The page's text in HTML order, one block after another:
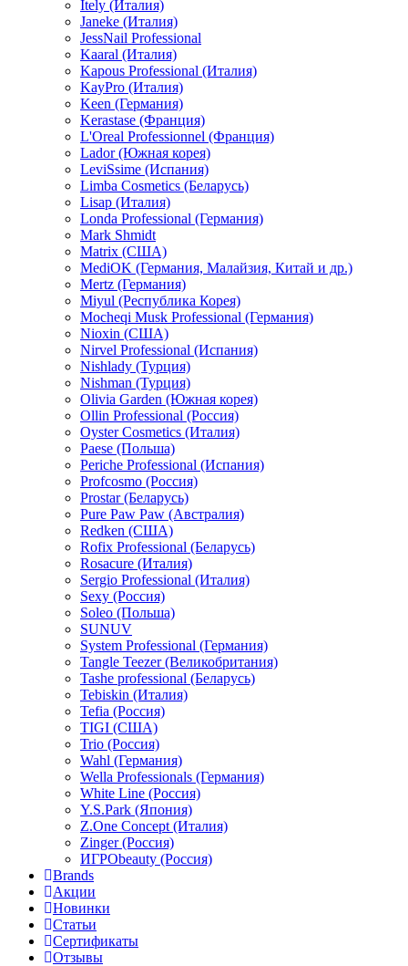
Itely (Италия)
Janeke (Италия)
JessNail Professional
Kaaral (Италия)
Kapous Professional (Италия)
KayPro (Италия)
Keen (Германия)
Kerastase (Франция)
L'Oreal Professionnel (Франция)
Lador (Южная корея)
LeviSsime (Испания)
Limba Cosmetics (Беларусь)
Lisap (Италия)
Londa Professional (Германия)
Mark Shmidt
Matrix (США)
MediOK (Германия, Малайзия, Китай и др.)
Mertz (Германия)
Miyul (Республика Корея)
Mocheqi Musk Professional (Германия)
Nioxin (США)
Nirvel Professional (Испания)
Nishlady (Турция)
Nishman (Турция)
Olivia Garden (Южная корея)
Ollin Professional (Россия)
Oyster Cosmetics (Италия)
Paese (Польша)
Periche Professional (Испания)
Profcosmo (Россия)
Prostar (Беларусь)
Pure Paw Paw (Австралия)
Redken (США)
Rofix Professional (Беларусь)
Rosacure (Италия)
Sergio Professional (Италия)
Sexy (Россия)
Soleo (Польша)
SUNUV
System Professional (Германия)
Tangle Teezer (Великобритания)
Tashe professional (Беларусь)
Tebiskin (Италия)
Tefia (Россия)
TIGI (США)
Trio (Россия)
Wahl (Германия)
Wella Professionals (Германия)
White Line (Россия)
Y.S.Park (Япония)
Z.One Concept (Италия)
Zinger (Россия)
ИГРОbeauty (Россия)
Brands
Акции
Новинки
Статьи
Сертификаты
Отзывы